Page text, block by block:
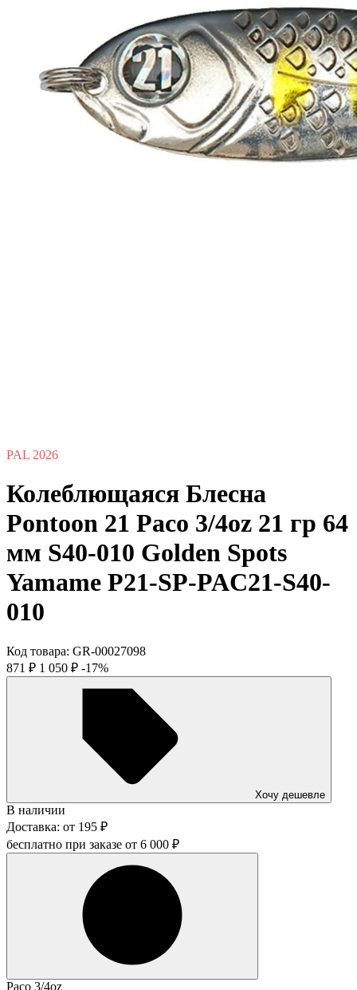
PAL 2026
Колеблющаяся Блесна
Pontoon 21 Paco 3/4oz 21 гр 64
мм S40-010 Golden Spots
Yamame P21-SP-PAC21-S40-
010
Код товара: GR-00027098
871 ₽ 1 050 ₽ -17%
Хочу дешевле
В наличии
Доставка: от 195 ₽
бесплатно при заказе от 6 000 ₽
Paco 3/4oz